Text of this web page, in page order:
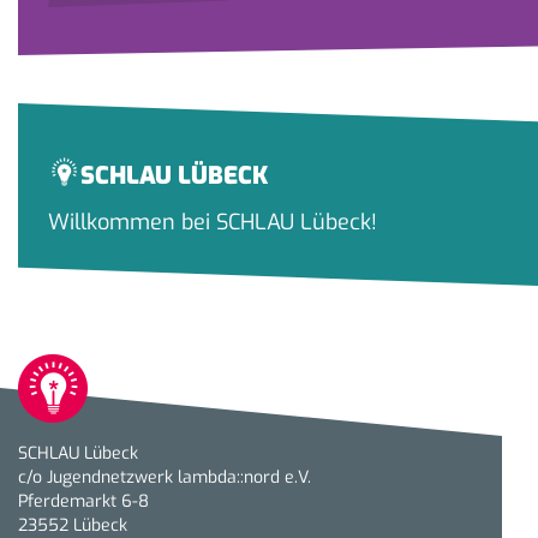
SCHLAU LÜBECK
Willkommen bei SCHLAU Lübeck!
SCHLAU Lübeck
c/o Jugendnetzwerk lambda::nord e.V.
Pferdemarkt 6-8
23552 Lübeck